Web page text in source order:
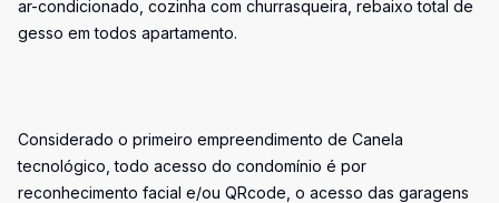
ar-condicionado, cozinha com churrasqueira, rebaixo total de
gesso em todos apartamento.
Considerado o primeiro empreendimento de Canela
tecnológico, todo acesso do condomínio é por
reconhecimento facial e/ou QRcode, o acesso das garagens